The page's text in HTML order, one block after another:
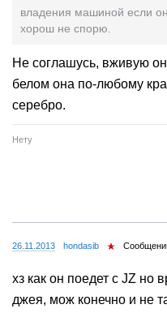
владения машиной если
хорош не спорю.
Не соглашусь, вживую
белом она по-любому
серебро.
Нету
26.11.2013 hondasib
хз как он поедет с JZ но
джея, мож конечно и не